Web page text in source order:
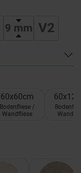
60x60cm
Bodenfliese /
Wandfliese